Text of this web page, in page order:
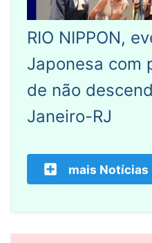
RIO NIPPON,
Japonesa com
de não
Janeiro-RJ
mais Notícias